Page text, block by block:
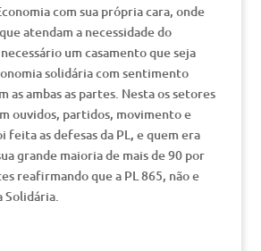
com sua própria cara, onde
atendam a necessidade do
um casamento que seja
solidária com sentimento
as ambas as partes. Nesta os setores
ouvidos, partidos, movimento e
feita as defesas da PL, e quem era
grande maioria de mais de 90 por
reafirmando que a PL 865, não e
Solidária.